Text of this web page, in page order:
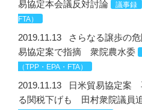
易協定本会議反対討論 議事録
FTA）
2019.11.13
さらなる譲歩の
易協定案で指摘 衆院農水委
（TPP・EPA・FTA）
2019.11.13
日米貿易協定案
る関税下げも 田村衆院議員